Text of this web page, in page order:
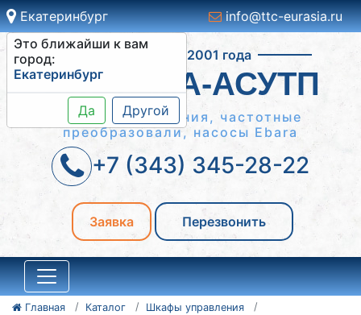
Екатеринбург
Это ближайши к вам
город:
Екатеринбург
Да Другой
info@ttc-eurasia.ru
Работаем с 2001 года
СИСТЕМА-АСУТП
Шкафы управления, частотные
преобразовали, насосы Ebara
+7 (343) 345-28-22
Заявка Перезвонить
Главная Каталог
Шкафы управления